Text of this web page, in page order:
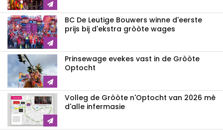
BC De Leutige Bouwers winne d'eerste
prijs bij d'ekstra gròòte wages
Prinsewage evekes vast in de Gròòte
Optocht
Volleg de Gròòte n'Optocht van 2026 mè
d'alle infermasie